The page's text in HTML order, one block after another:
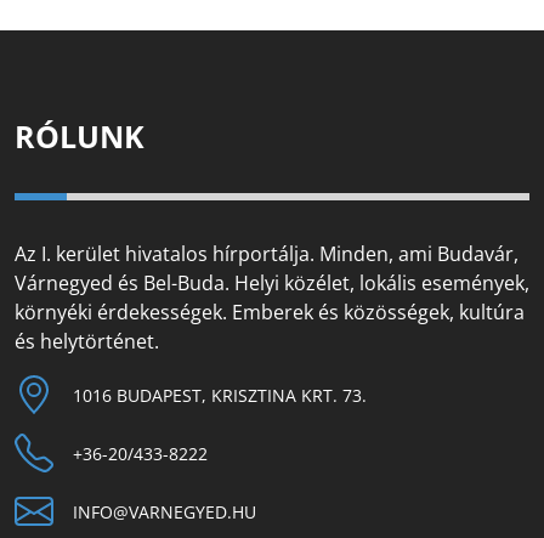
RÓLUNK
Az I. kerület hivatalos hírportálja. Minden, ami Budavár,
Várnegyed és Bel-Buda. Helyi közélet, lokális események,
környéki érdekességek. Emberek és közösségek, kultúra
és helytörténet.
1016 BUDAPEST, KRISZTINA KRT. 73.
+36-20/433-8222
INFO@VARNEGYED.HU